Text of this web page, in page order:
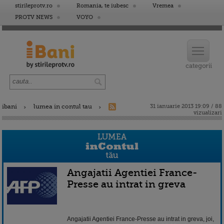
stirileprotv.ro Romania, te iubesc
Vremea
PROTV NEWS
VOYO
ibani lumea in contul tau
31 ianuarie 2013 19:09 / 88
vizualizari
Angajatii Agentiei France-
Presse au intrat in greva
Angajatii Agentiei France-Presse au intrat in greva, joi,